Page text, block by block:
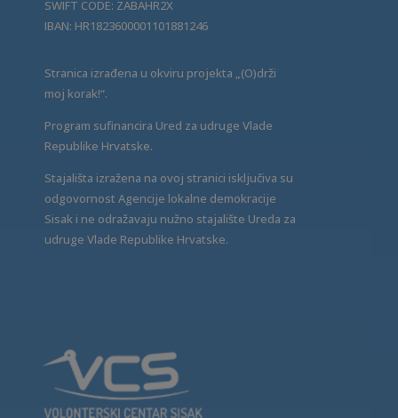
SWIFT CODE: ZABAHR2X
IBAN: HR1823600001101881246
Stranica izrađena u okviru projekta „(O)drži
moj korak!“.
Program sufinancira Ured za udruge Vlade
Republike Hrvatske.
Stajališta izražena na ovoj stranici isključiva su
odgovornost Agencije lokalne demokracije
Sisak i ne odražavaju nužno stajalište Ureda za
udruge Vlade Republike Hrvatske.